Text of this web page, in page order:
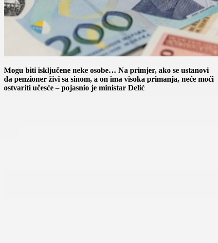
Mogu biti isključene neke osobe… Na primjer, ako se ustanovi
da penzioner živi sa sinom, a on ima visoka primanja, neće moći
ostvariti učesće – pojasnio je ministar Delić